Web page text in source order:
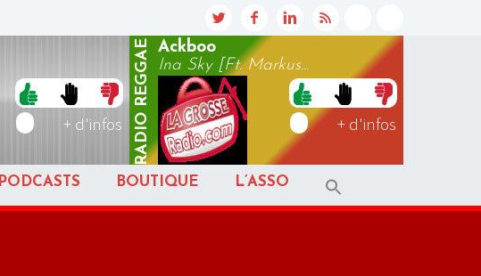
+ d'infos RADIO
REGGAE
Ackboo
Ina Sky [Ft. Markus...
+ d'infos
PODCASTS BOUTIQUE L’ASSO